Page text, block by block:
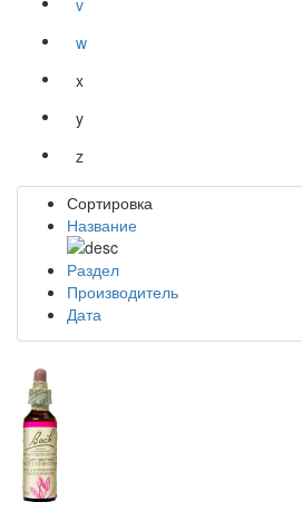
v
w
x
y
z
Сортировка
Название
Раздел
Производитель
Дата